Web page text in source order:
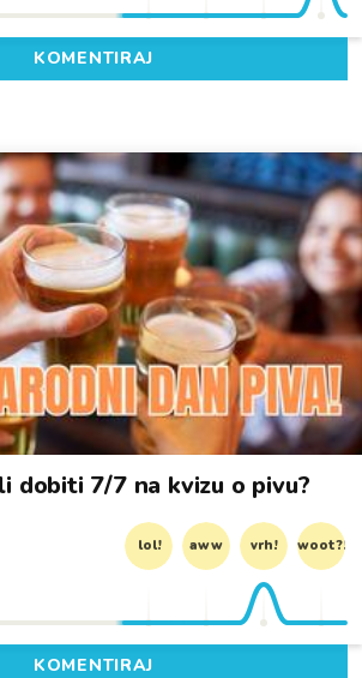
KOMENTIRAJ
dobiti 7/7 na kvizu o pivu?
lol! aww vrh! woot?!
KOMENTIRAJ